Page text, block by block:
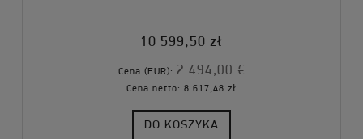
10 599,50 zł
Cena (EUR): 2 494,00 €
Cena netto: 8 617,48 zł
DO KOSZYKA